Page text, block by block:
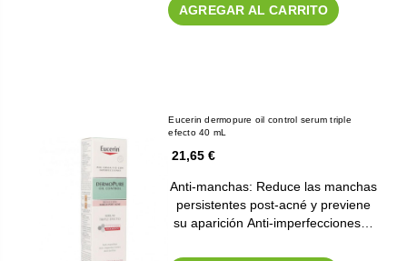
AGREGAR AL CARRITO
Eucerin dermopure oil control serum triple
efecto 40 mL
21,65 €
Anti-manchas: Reduce las manchas
persistentes post-acné y previene
su aparición Anti-imperfecciones…